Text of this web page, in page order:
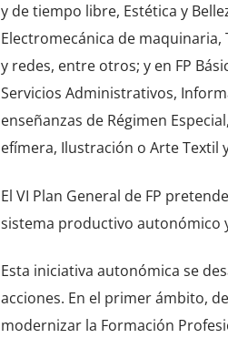
y de tiempo libre, Estética y
Electromecánica de
y redes, entre otros; y en FP
Servicios Administrativos,
enseñanzas de Régimen
efímera, Ilustración o Arte Textil
El VI Plan General de FP
sistema productivo autonómico
Esta iniciativa autonómica se
acciones. En el primer ámbito,
modernizar la Formación